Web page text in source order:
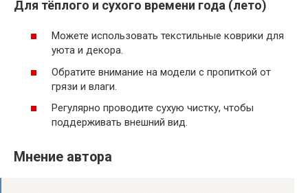
Для тёплого и сухого времени года (лето)
Можете использовать текстильные коврики для
уюта и декора.
Обратите внимание на модели с пропиткой от
грязи и влаги.
Регулярно проводите сухую чистку, чтобы
поддерживать внешний вид.
Мнение автора